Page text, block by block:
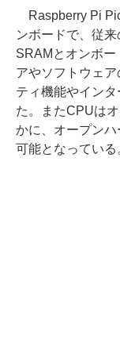
Raspberry Pi
ンボードで、従
SRAMとオンボー
アやソフトウェ
ティ機能やイン
た。またCPUは
かに、オープン
可能となっている